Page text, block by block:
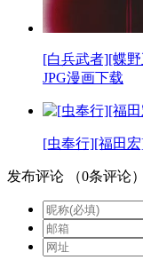
[白兵武者][蝶
JPG漫画下载
[虫奉行][福田
发布评论 （0条评论）